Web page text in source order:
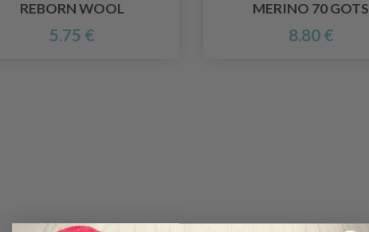
REBORN WOOL
5.75 €
MERINO 70 GOTS
8.80 €